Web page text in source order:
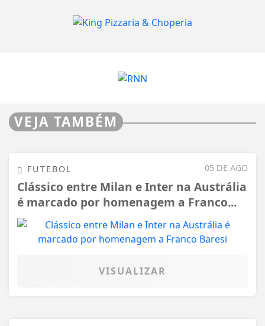
VEJA TAMBÉM
05 DE AGO
FUTEBOL
Clássico entre Milan e Inter na Austrália
é marcado por homenagem a Franco...
VISUALIZAR